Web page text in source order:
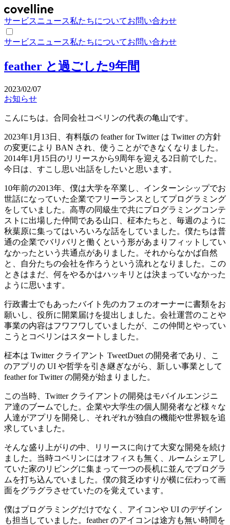
サービスニュース私たちについてお問い合わせ
サービスニュース私たちについてお問い合わせ
feather と過ごした9年間
2023/02/07
お知らせ
こんにちは。合同会社コベリンの代表の亀山です。
2023年1月13日、有料版の feather for Twitter は Twitter の方針
の変更により BAN され、使うことができなくなりました。
2014年1月15日のリリースから9周年を迎える2日前でした。
今日は、すこし思い出話をしたいと思います。
10年前の2013年、僕は大学を卒業し、インターンシップでお
世話になっていた企業でフリーランスとしてプログラミング
をしていました。高専の同級生で共にプログラミングコンテ
ストに出場した仲間である山口、柾本たちと、毎週のように
秋葉原に集ってはいろいろな話をしていました。僕たちは普
通の企業でバリバリと働くという形があまりフィットしてい
なかったという共通点がありました。それからなかば自然
と、自分たちの会社を作ろうという流れとなりました。この
ときはまだ、何をやるかはハッキリとは決まっていなかった
ように思います。
行政書士でもあったバイト先のカフェのオーナーに書類をお
願いし、役所に開業届けを提出しました。会社運営のことや
事業の内容はフワフワしていましたが、この仲間とやってい
こうとコベリンはスタートしました。
柾本は Twitter クライアント TweetDuet の開発者であり、こ
のアプリの UI や哲学を引き継ぎながら、新しい事業として
feather for Twitter の開発が始まりました。
この当時、Twitter クライアントの開発はモバイルエンジニ
ア達のブームでした。企業や大学生の個人開発者など様々な
人達がアプリを開発し、それぞれが独自の機能や世界観を追
求していました。
そんな盛り上がりの中、リリースに向けて大変な開発を続け
ました。当時コベリンにはオフィスも無く、ルームシェアし
ていた家のリビングに集まって一つの長机に並んでプログラ
ムを打ち込んでいました。僕の貧乏ゆすりが横に伝わって画
面をグラグラさせていたのを覚えています。
僕はプログラミングだけでなく、アイコンや UI のデザイン
も担当していました。feather のアイコンは途方も無い時間を